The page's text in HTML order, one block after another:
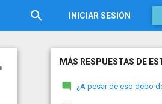
INICIAR SESIÓN
MÁS RESPUESTAS DE
¿A pesar de eso debo